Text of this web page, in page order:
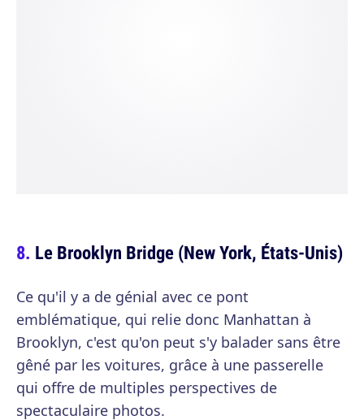
Le Brooklyn Bridge (New York, États-Unis)
Ce qu'il y a de génial avec ce pont
emblématique, qui relie donc Manhattan à
Brooklyn, c'est qu'on peut s'y balader sans être
gêné par les voitures, grâce à une passerelle
qui offre de multiples perspectives de
spectaculaire photos.